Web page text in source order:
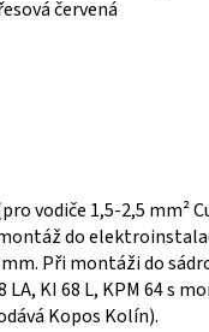
červená
vodiče 1,5-2,5 mm²
do
Při montáži do
KI 68 L, KPM 64 s
Kopos Kolín).